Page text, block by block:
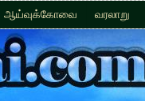
ஆய்வுக்கோவை வரலாறு